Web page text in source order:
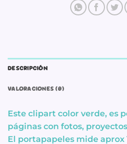
DESCRIPCIÓN
VALORACIONES (0)
Este clipart color verde, es
páginas con fotos,
El portapapeles mide aprox